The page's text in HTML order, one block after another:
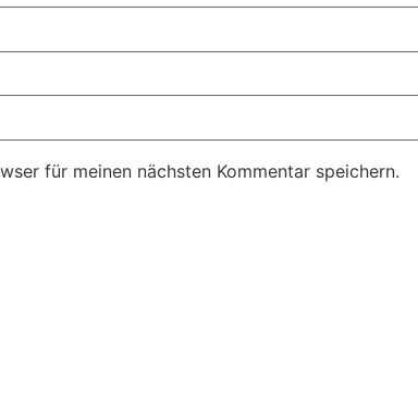
für meinen nächsten Kommentar speichern.